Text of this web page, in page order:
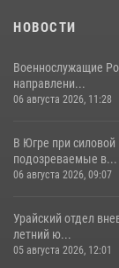
НОВОСТИ
Военнослужащие
направлени...
06 августа 2026, 11:28
В Югре при
подозреваемые в...
06 августа 2026, 09:07
Урайский отдел
летний ю...
05 августа 2026, 12:01